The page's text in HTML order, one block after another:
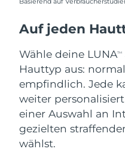
Auf jeden
Wähle deine LUNATM
Hauttyp aus:
empfindlich. Jede
weiter
einer Auswahl an
gezielten
wählst.